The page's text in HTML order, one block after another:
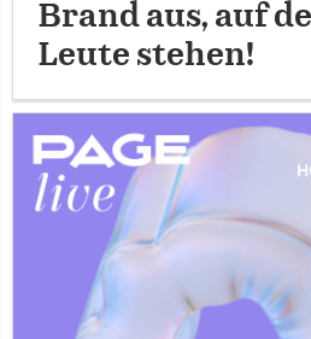
Brand aus, auf
Leute stehen!